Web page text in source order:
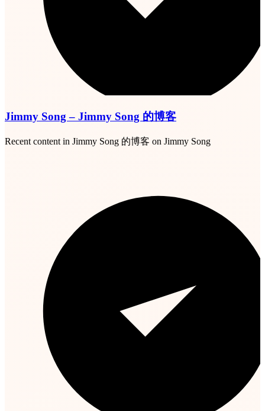
Jimmy Song – Jimmy Song 的博客
Recent content in Jimmy Song 的博客 on Jimmy Song